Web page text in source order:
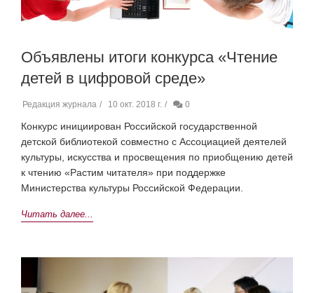
Объявлены итоги конкурса «Чтение
детей в цифровой среде»
Редакция журнала 10 окт. 2018 г. 0
Конкурс инициирован Российской государственной
детской библиотекой совместно с Ассоциацией деятелей
культуры, искусства и просвещения по приобщению детей
к чтению «Растим читателя» при поддержке
Министерства культуры Российской Федерации.
Читать далее...